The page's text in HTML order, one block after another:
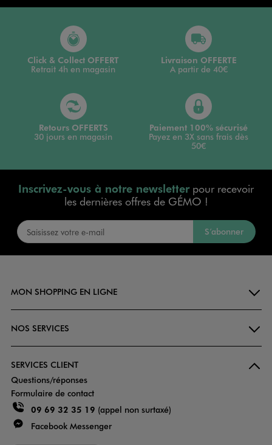
Click & Collect OFFERT
Retrait 4h en magasin
Livraison OFFERTE
A partir de 40€
Retours OFFERTS
30 jours en magasin
Paiement 100% sécurisé
Payez en 3X sans frais dès
50€
Inscrivez-vous à notre newsletterpour recevoir
les dernières offres de GÉMO !
S’abonner
MON SHOPPING EN LIGNE
NOS SERVICES
SERVICES CLIENT
Questions/réponses
Formulaire de contact
09 69 32 35 19 (appel non surtaxé)
Facebook Messenger